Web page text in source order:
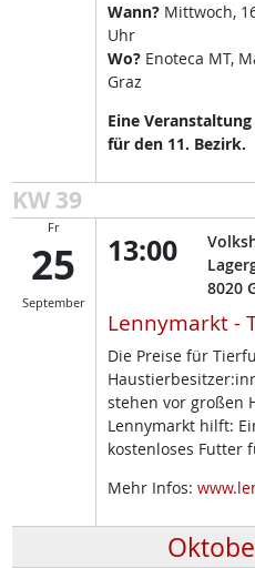
Wann?Mittwoch,
Uhr
Wo?Enoteca MT,
Graz
Eine
für den 11. Bezirk.
KW 39
Fr
25
September
13:00
8020
Lennymarkt -
Die Preise für
stehen vor großen
Lennymarkt hilft:
kostenloses Futter
Mehr Infos: